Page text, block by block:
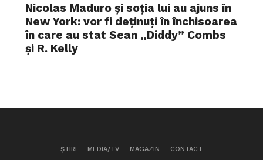
Nicolas Maduro și soția lui au ajuns în
New York: vor fi deținuți în închisoarea
în care au stat Sean „Diddy” Combs
și R. Kelly
ȘTIRI MEDIA/TV MAGAZIN CONTACT